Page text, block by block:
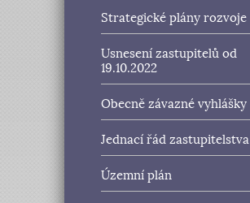
Strategické plány rozvoje
Usnesení zastupitelů od
19.10.2022
Obecně závazné vyhlášky
Jednací řád zastupitelstva
Územní plán